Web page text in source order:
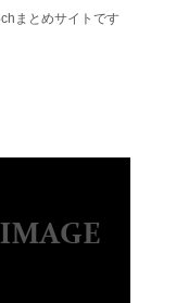
まとめサイトです